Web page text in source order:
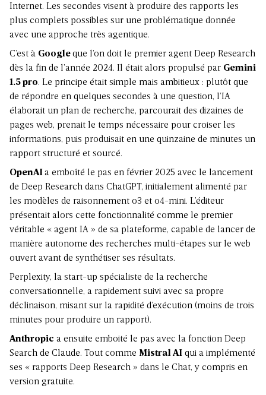
Internet. Les secondes visent à produire des rapports les
plus complets possibles sur une problématique donnée
avec une approche très agentique.
C’est à Googleque l’on doit le premier agent Deep Research
dès la fin de l’année 2024. Il était alors propulsé par Gemini
1.5 pro. Le principe était simple mais ambitieux : plutôt que
de répondre en quelques secondes à une question, l’IA
élaborait un plan de recherche, parcourait des dizaines de
pages web, prenait le temps nécessaire pour croiser les
informations, puis produisait en une quinzaine de minutes un
rapport structuré et sourcé.
OpenAIa emboîté le pas en février 2025 avec le lancement
de Deep Research dans ChatGPT, initialement alimenté par
les modèles de raisonnement o3 et o4-mini. L’éditeur
présentait alors cette fonctionnalité comme le premier
véritable « agent IA » de sa plateforme, capable de lancer de
manière autonome des recherches multi-étapes sur le web
ouvert avant de synthétiser ses résultats.
Perplexity, la start-up spécialiste de la recherche
conversationnelle, a rapidement suivi avec sa propre
déclinaison, misant sur la rapidité d’exécution (moins de trois
minutes pour produire un rapport).
Anthropic a ensuite emboité le pas avec la fonction Deep
Search de Claude. Tout comme Mistral AI qui a implémenté
ses « rapports Deep Research » dans le Chat, y compris en
version gratuite.